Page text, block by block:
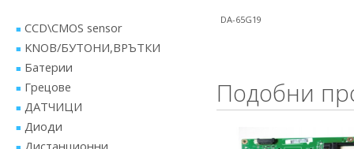
CCD\CMOS sensor
KNOB/БУТОНИ,ВРЪТКИ
Батерии
Грецове
ДАТЧИЦИ
Диоди
Дистанционни
DA-65G19
Подобни